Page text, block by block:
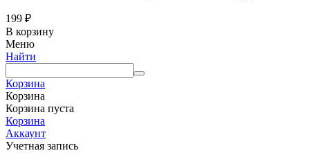
199 ₽
В корзину
Меню
Найти
Корзина
Корзина
Корзина пуста
Корзина
Аккаунт
Учетная запись